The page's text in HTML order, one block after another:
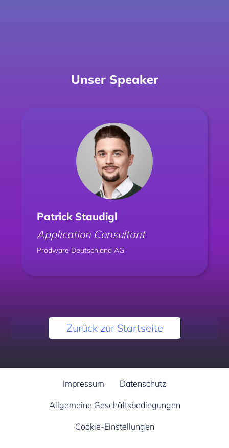
Unser Speaker
Patrick Staudigl
Application Consultant
Prodware Deutschland AG
Zurück zur Startseite
Impressum Datenschutz
Allgemeine Geschäftsbedingungen
Cookie-Einstellungen